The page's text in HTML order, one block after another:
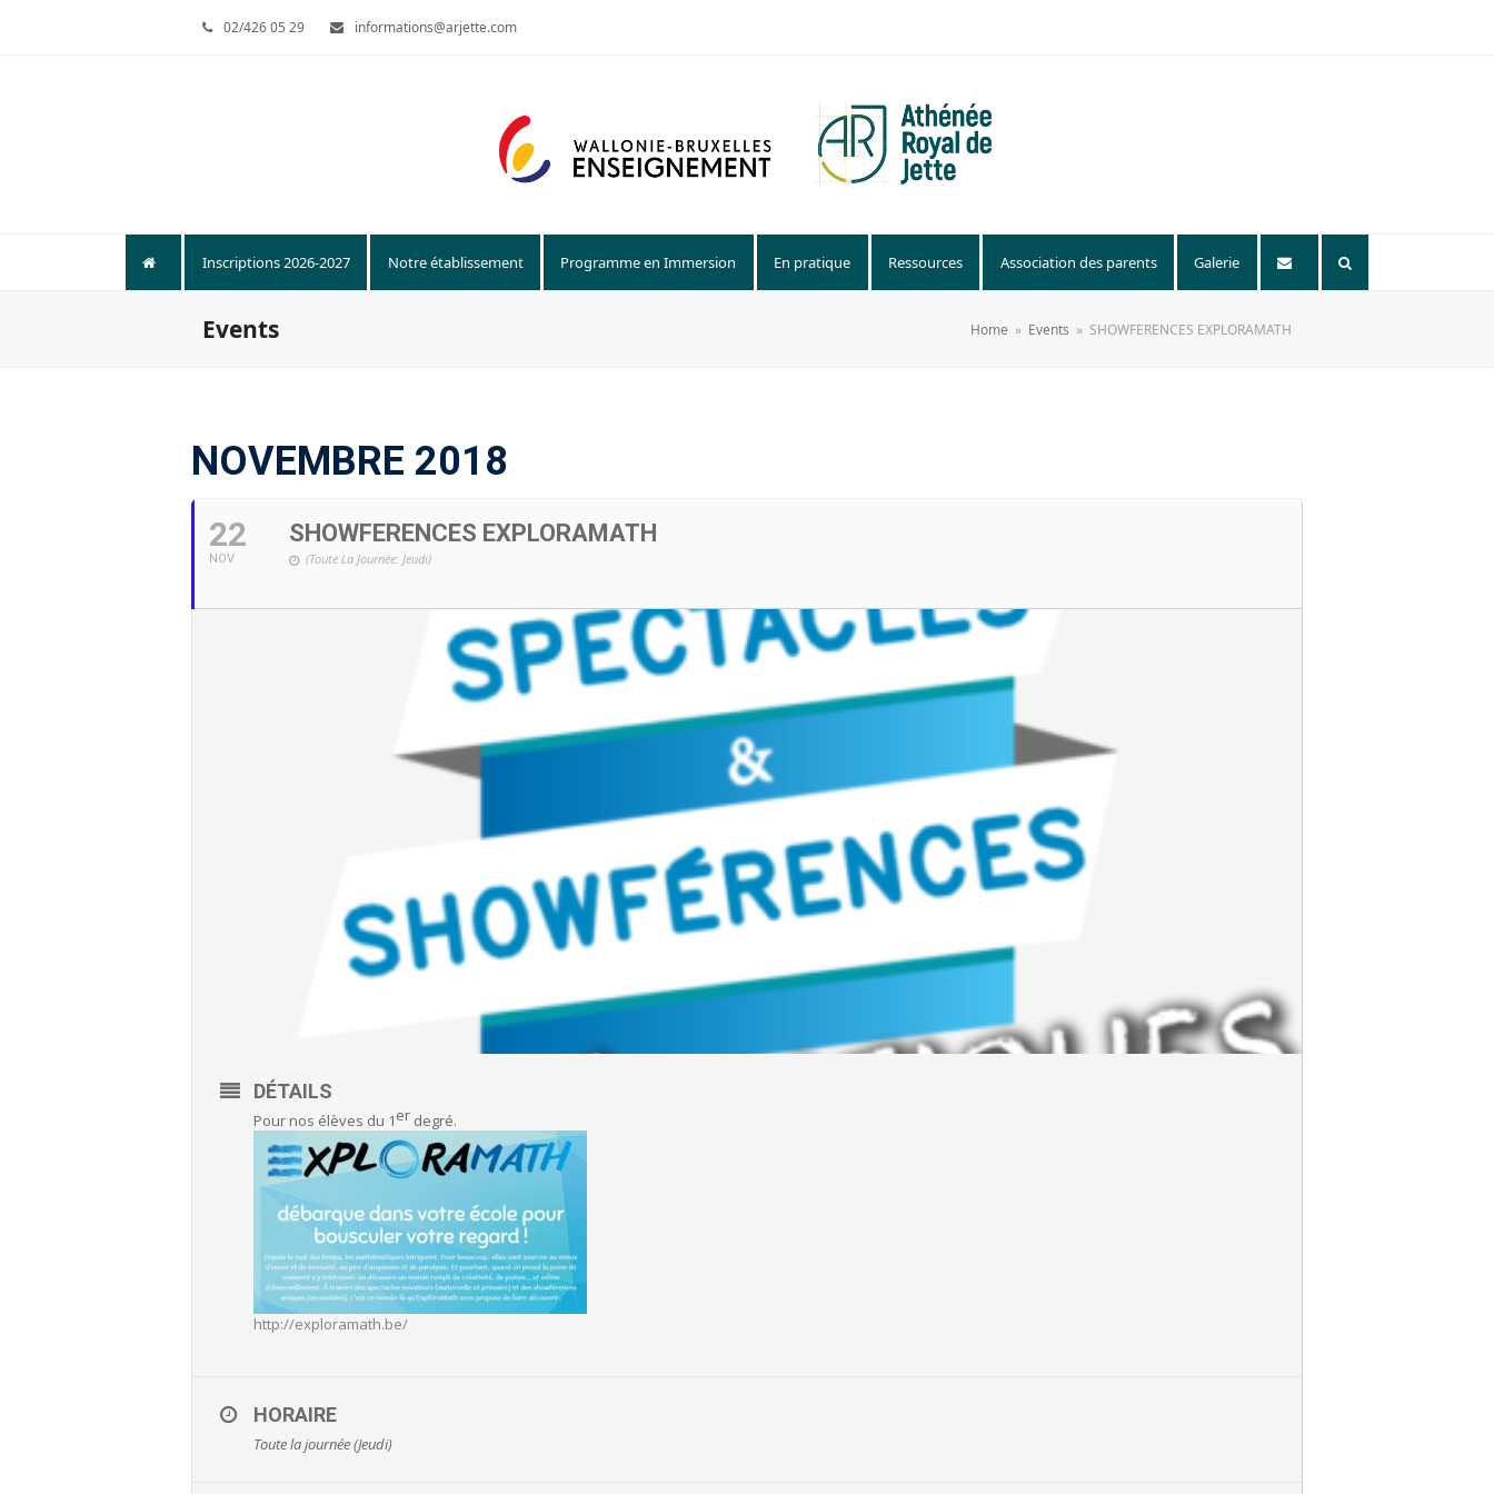
02/426 05 29 informations@arjette.com
Inscriptions 2026-2027 Notre établissement Programme en Immersion En pratique Ressources Association des parents Galerie
Events Home » Events » SHOWFERENCES EXPLORAMATH
NOVEMBRE 2018
22
NOV
SHOWFERENCES EXPLORAMATH
(Toute La Journée: Jeudi)
DÉTAILS
Pour nos élèves du 1er degré.
http://exploramath.be/
HORAIRE
Toute la journée (Jeudi)